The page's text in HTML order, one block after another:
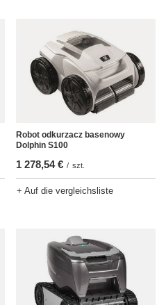
Robot odkurzacz basenowy
Dolphin S100
1 278,54 € / szt.
+ Auf die vergleichsliste